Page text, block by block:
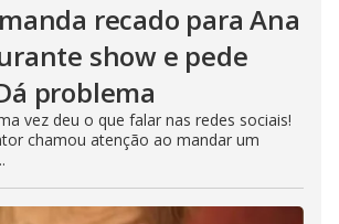
recado para Ana
show e pede
problema
vez deu o que falar nas redes sociais!
chamou atenção ao mandar um